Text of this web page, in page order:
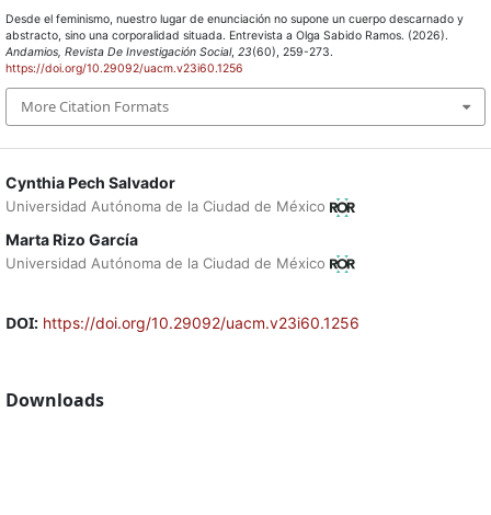
Cynthia Pech Salvador
Universidad Autónoma de la Ciudad de México
Marta Rizo García
Universidad Autónoma de la Ciudad de México
DOI: https://doi.org/10.29092/uacm.v23i60.1256
Downloads
Desde el feminismo, nuestro lugar de enunciación no supone un cuerpo descarnado y
abstracto, sino una corporalidad situada. Entrevista a Olga Sabido Ramos. (2026).
Andamios, Revista De Investigación Social, 23(60), 259-273.
https://doi.org/10.29092/uacm.v23i60.1256
More Citation Formats